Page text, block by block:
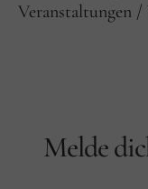
Veranstaltungen
Melde